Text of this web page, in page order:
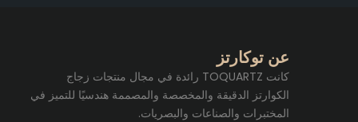
عن توكارتز
كانت TOQUARTZ رائدة في مجال منتجات زجاج
الكوارتز الدقيقة والمخصصة والمصممة هندسيًا للتميز في
المختبرات والصناعات والبصريات.